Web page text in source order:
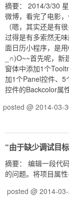
摘要： 2014/3/30
微博，看完了电影
（嗯，其实还是有
过得是有多索然无
面日历小程序，是
_∩)O~~首先呢，
窗体中添加1个
加1个Panel控件、
控件的Backcolor属
posted @ 2014-03-
“由于缺少调试目
摘要： 编辑一段代
的问题。将项目属
posted @ 2014-